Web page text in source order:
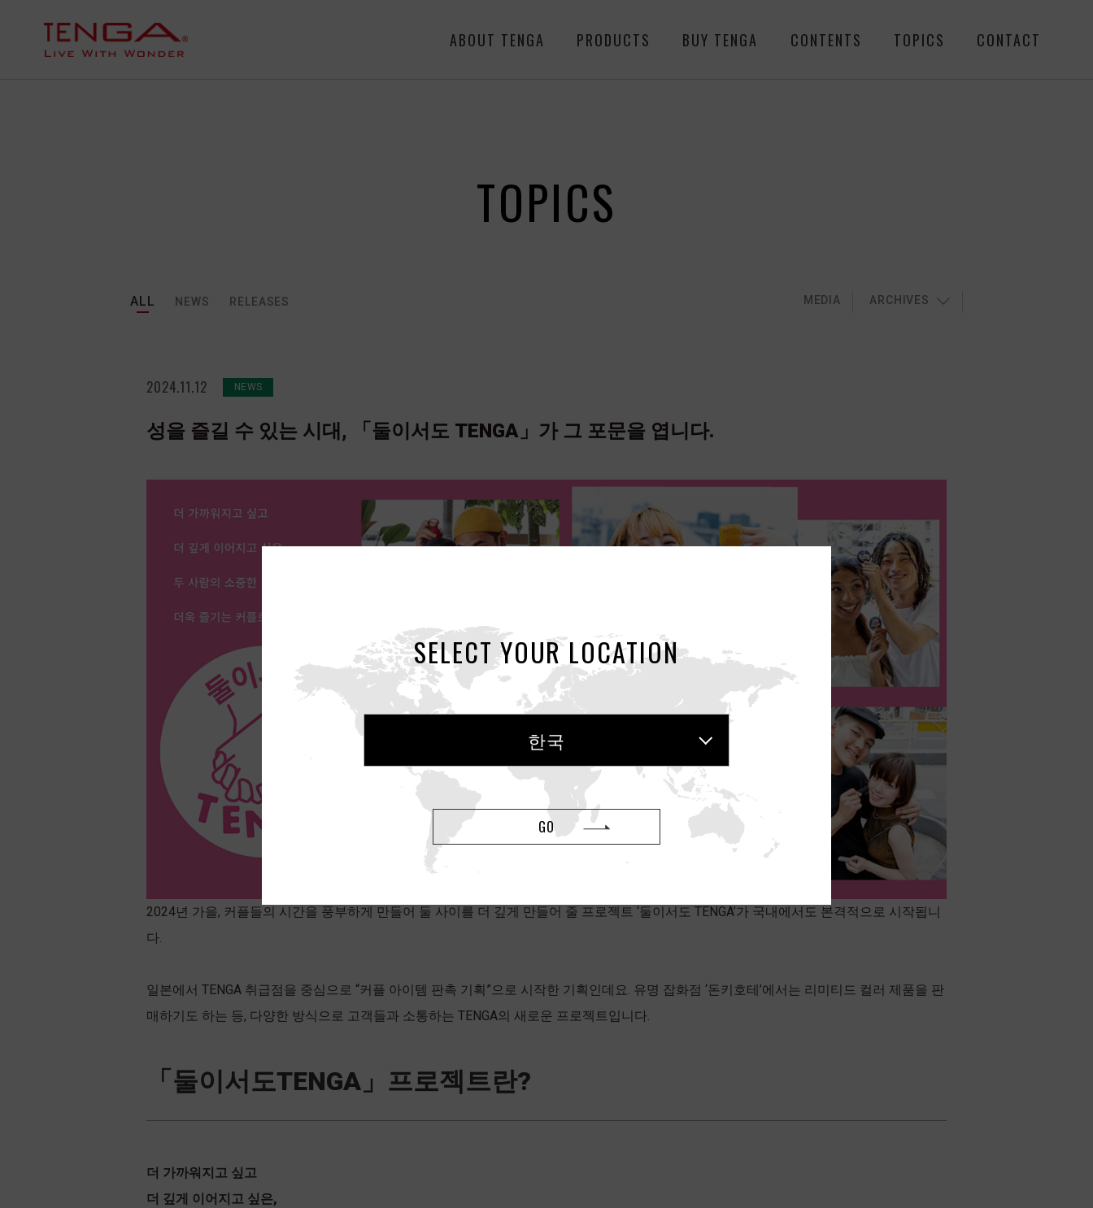
ABOUT TENGA PRODUCTS BUY TENGA CONTENTS TOPICS CONTACT
TOPICS
ALL NEWS RELEASES MEDIA ARCHIVES
2024.11.12 NEWS
성을 즐길 수 있는 시대, 「둘이서도 TENGA」가 그 포문을 엽니다.
2024년 가을, 커플들의 시간을 풍부하게 만들어 둘 사이를 더 깊게 만들어 줄 프로젝트 ‘둘이서도 TENGA’가 국내에서도 본격적으로 시작됩니
다.
일본에서 TENGA 취급점을 중심으로 “커플 아이템 판촉 기획”으로 시작한 기획인데요. 유명 잡화점 ‘돈키호테’에서는 리미티드 컬러 제품을 판
매하기도 하는 등, 다양한 방식으로 고객들과 소통하는 TENGA의 새로운 프로젝트입니다.
「둘이서도TENGA」프로젝트란?
더 가까워지고 싶고
더 깊게 이어지고 싶은,
SELECT YOUR LOCATION
한국
GO